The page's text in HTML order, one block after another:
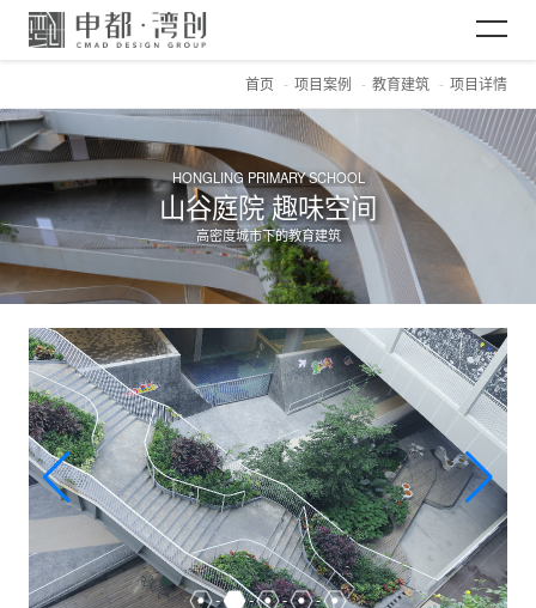
网站首页
关于CMAD
项目案例
新闻资讯
加入CMAD
首页 项目案例 教育建筑 项目详情
HONGLING PRIMARY SCHOOL
山谷庭院 趣味空间
高密度城市下的教育建筑